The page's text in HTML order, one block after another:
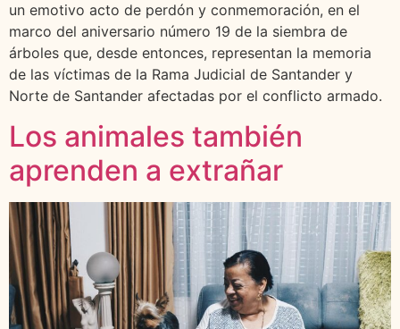
un emotivo acto de perdón y conmemoración, en el
marco del aniversario número 19 de la siembra de
árboles que, desde entonces, representan la memoria
de las víctimas de la Rama Judicial de Santander y
Norte de Santander afectadas por el conflicto armado.
Los animales también
aprenden a extrañar